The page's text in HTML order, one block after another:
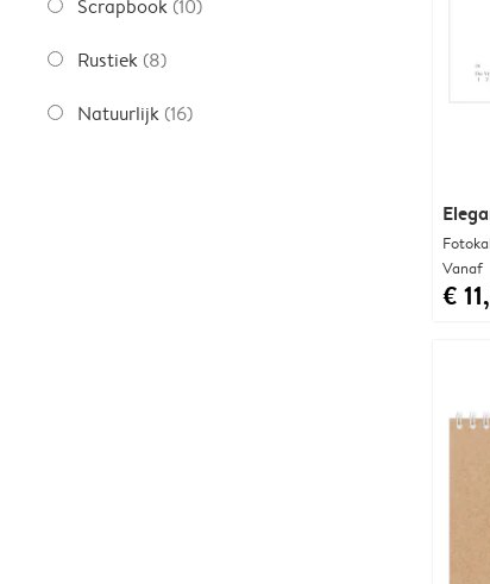
Scrapbook (10)
Rustiek (8)
Natuurlijk (16)
Vanaf
€